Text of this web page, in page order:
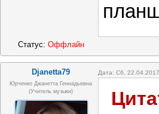
Статус: Оффлайн
Djanetta79 Дата: Сб,
Юрченко Джанетта Геннадьевна
(Учитель музыки)